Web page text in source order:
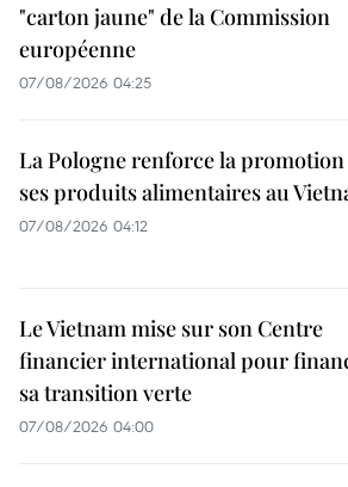
"carton jaune" de la Commission
européenne
07/08/2026 04:25
La Pologne renforce la promotion
ses produits alimentaires au
07/08/2026 04:12
Le Vietnam mise sur son Centre
financier international pour
sa transition verte
07/08/2026 04:00